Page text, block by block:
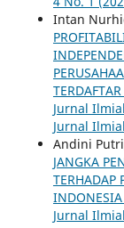
Intan
Jurnal
Jurnal
Andini
JANGKA
TERHADAP
Jurnal